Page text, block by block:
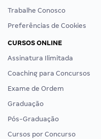
Trabalhe Conosco
Preferências de Cookies
CURSOS ONLINE
Assinatura Ilimitada
Coaching para Concursos
Exame de Ordem
Graduação
Pós-Graduação
Cursos por Concurso